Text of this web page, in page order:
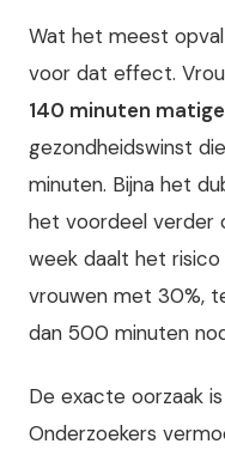
Wat het meest
voor dat effect.
140 minuten
gezondheidswinst
minuten. Bijna het
het voordeel verder
week daalt het
vrouwen met 30%,
dan 500 minuten
De exacte oorzaak
Onderzoekers